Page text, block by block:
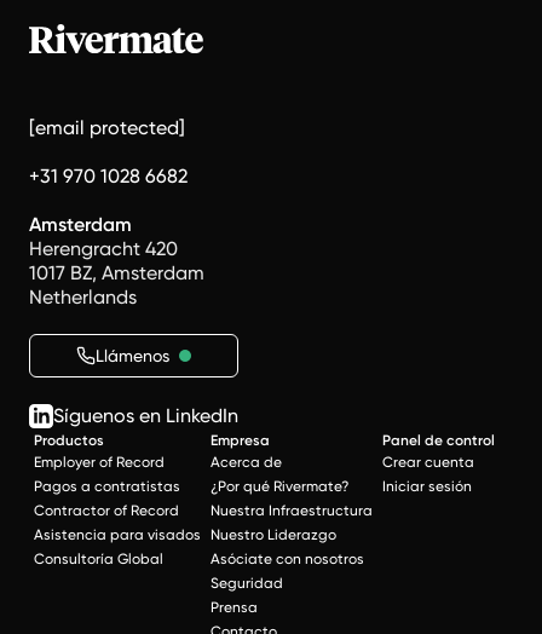
[email protected]
+31 970 1028 6682
Amsterdam
Herengracht 420
1017 BZ, Amsterdam
Netherlands
Llámenos
Síguenos en LinkedIn
Productos
Employer of Record
Pagos a contratistas
Contractor of Record
Asistencia para visados
Consultoría Global
Empresa
Acerca de
¿Por qué Rivermate?
Nuestra Infraestructura
Nuestro Liderazgo
Asóciate con nosotros
Seguridad
Prensa
Panel de control
Crear cuenta
Iniciar sesión